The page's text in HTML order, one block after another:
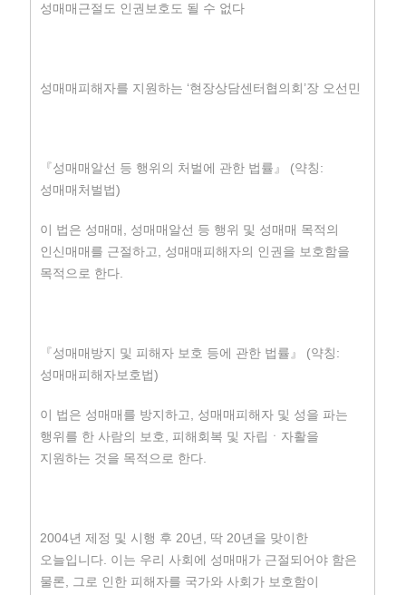
성매매근절도 인권보호도 될 수 없다
성매매피해자를 지원하는 ‘현장상담센터협의회’장 오선민
『성매매알선 등 행위의 처벌에 관한 법률』 (약칭:
성매매처벌법)
이 법은 성매매, 성매매알선 등 행위 및 성매매 목적의
인신매매를 근절하고, 성매매피해자의 인권을 보호함을
목적으로 한다.
『성매매방지 및 피해자 보호 등에 관한 법률』 (약칭:
성매매피해자보호법)
이 법은 성매매를 방지하고, 성매매피해자 및 성을 파는
행위를 한 사람의 보호, 피해회복 및 자립ㆍ자활을
지원하는 것을 목적으로 한다.
2004년 제정 및 시행 후 20년, 딱 20년을 맞이한
오늘입니다. 이는 우리 사회에 성매매가 근절되어야 함은
물론, 그로 인한 피해자를 국가와 사회가 보호함이